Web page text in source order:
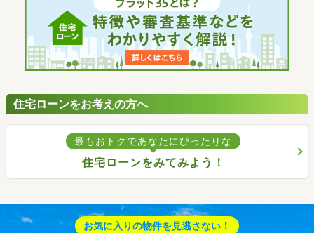
住宅ローンをお考えの方へ
最もおトクであなたにぴったりな
住宅ローンをみてみよう！
お気に入りの物件を見逃さない！